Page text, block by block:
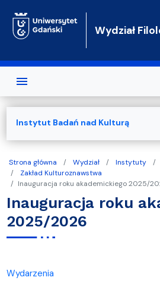
Wydział
Strona główna Wydział Instytuty
Zakład Kulturoznawstwa
Inauguracja roku akademickiego 2025/
Inauguracja roku
2025/2026
Wydarzenia
Instytut Badań nad Kulturą